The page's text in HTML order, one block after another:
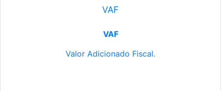
VAF
VAF
Valor Adicionado Fiscal.